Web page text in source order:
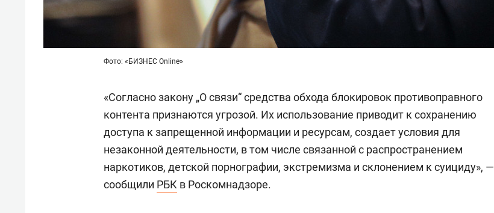
Фото: «БИЗНЕС Online»
«Согласно закону „О связи“ средства обхода блокировок противоправного
контента признаются угрозой. Их использование приводит к сохранению
доступа к запрещенной информации и ресурсам, создает условия для
незаконной деятельности, в том числе связанной с распространением
наркотиков, детской порнографии, экстремизма и склонением к суициду», —
сообщили РБК в Роскомнадзоре.